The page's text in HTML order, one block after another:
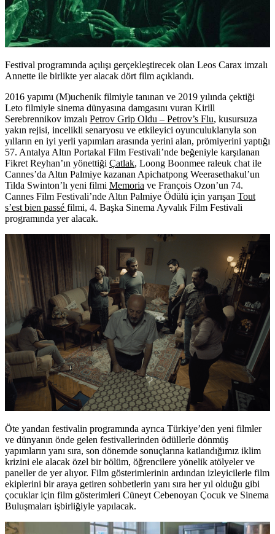
Festival programında açılışı gerçekleştirecek olan Leos Carax imzalı
Annette ile birlikte yer alacak dört film açıklandı.
2016 yapımı (M)uchenik filmiyle tanınan ve 2019 yılında çektiği
Leto filmiyle sinema dünyasına damgasını vuran Kirill
Serebrennikov imzalı Petrov Grip Oldu – Petrov’s Flu, kusursuza
yakın rejisi, incelikli senaryosu ve etkileyici oyunculuklarıyla son
yılların en iyi yerli yapımları arasında yerini alan, prömiyerini yaptığı
57. Antalya Altın Portakal Film Festivali’nde beğeniyle karşılanan
Fikret Reyhan’ın yönettiği Çatlak, Loong Boonmee raleuk chat ile
Cannes’da Altın Palmiye kazanan Apichatpong Weerasethakul’un
Tilda Swinton’lı yeni filmi Memoria ve François Ozon’un 74.
Cannes Film Festivali’nde Altın Palmiye Ödülü için yarışan Tout
s’est bien passé filmi, 4. Başka Sinema Ayvalık Film Festivali
programında yer alacak.
Öte yandan festivalin programında ayrıca Türkiye’den yeni filmler
ve dünyanın önde gelen festivallerinden ödüllerle dönmüş
yapımların yanı sıra, son dönemde sonuçlarına katlandığımız iklim
krizini ele alacak özel bir bölüm, öğrencilere yönelik atölyeler ve
paneller de yer alıyor. Film gösterimlerinin ardından izleyicilerle film
ekiplerini bir araya getiren sohbetlerin yanı sıra her yıl olduğu gibi
çocuklar için film gösterimleri Cüneyt Cebenoyan Çocuk ve Sinema
Buluşmaları işbirliğiyle yapılacak.